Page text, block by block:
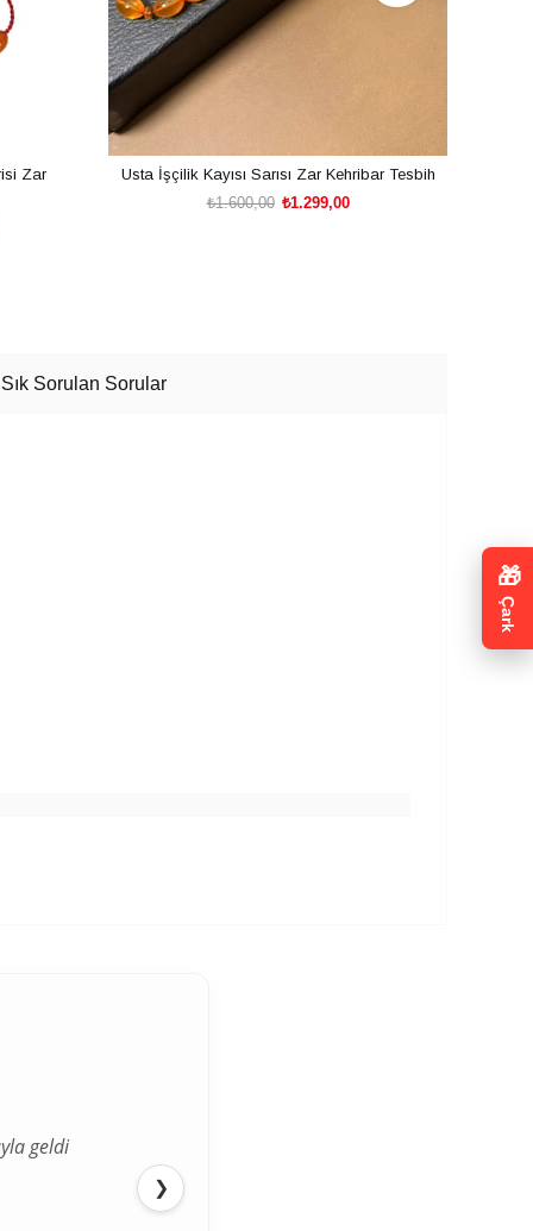
Zar
Usta İşçilik Kayısı Sarısı Zar Kehribar Tesbih
₺1.299,00
₺1.600,00
Sık Sorulan Sorular
geldi
❯
🎁
Çark